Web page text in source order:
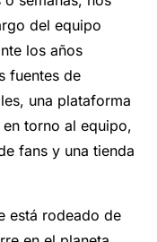
del equipo
los años
fuentes de
una plataforma
torno al equipo,
fans y una tienda
está rodeado de